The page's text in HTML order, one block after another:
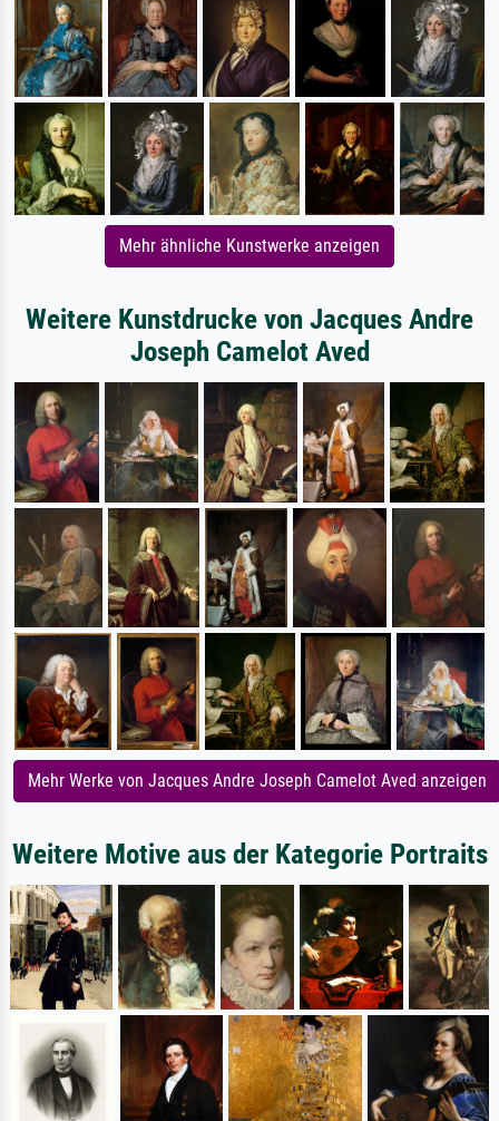
Mehr ähnliche Kunstwerke anzeigen
Weitere Kunstdrucke von Jacques Andre
Joseph Camelot Aved
Mehr Werke von Jacques Andre Joseph Camelot Aved anzeigen
Weitere Motive aus der Kategorie Portraits